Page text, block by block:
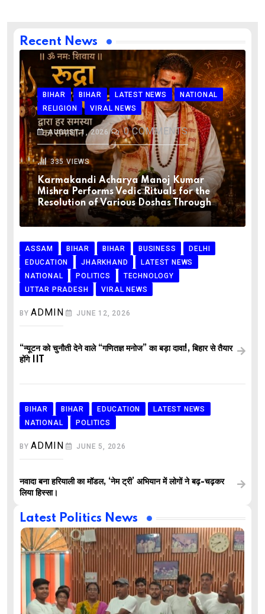
Recent News
BIHAR BIHAR LATEST NEWS
NATIONAL
RELIGION
VIRAL NEWS
AUGUST 1, 2026 0COMMENTS
335 VIEWS
Karmakandi Acharya Manoj Kumar
Mishra Performs Vedic Rituals for the
Resolution of Various Doshas Through
ASSAM BIHAR BIHAR BUSINESS
DELHI
EDUCATION
JHARKHAND
LATEST NEWS
NATIONAL
POLITICS
TECHNOLOGY
UTTAR PRADESH
VIRAL NEWS
BYADMIN JUNE 12, 2026
“न्यूटन को चुनौती देने वाले “गणितज्ञ मनोज” का बड़ा दावा!, बिहार से तैयार
होंगे IIT
BIHAR BIHAR EDUCATION
LATEST NEWS
NATIONAL
POLITICS
BYADMIN JUNE 5, 2026
नवादा बना हरियाली का मॉडल, ‘नेम ट्री’ अभियान में लोगों ने बढ़-चढ़कर
लिया हिस्सा।
Latest Politics News